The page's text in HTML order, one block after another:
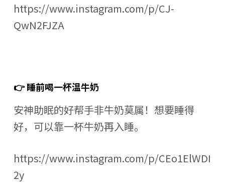
https://www.instagram.com/p/CJ-
QwN2FJZA
👉 睡前喝一杯温牛奶
安神助眠的好帮手非牛奶莫属！想要睡得
好，可以靠一杯牛奶再入睡。
https://www.instagram.com/p/CEo1ElWDI
2y